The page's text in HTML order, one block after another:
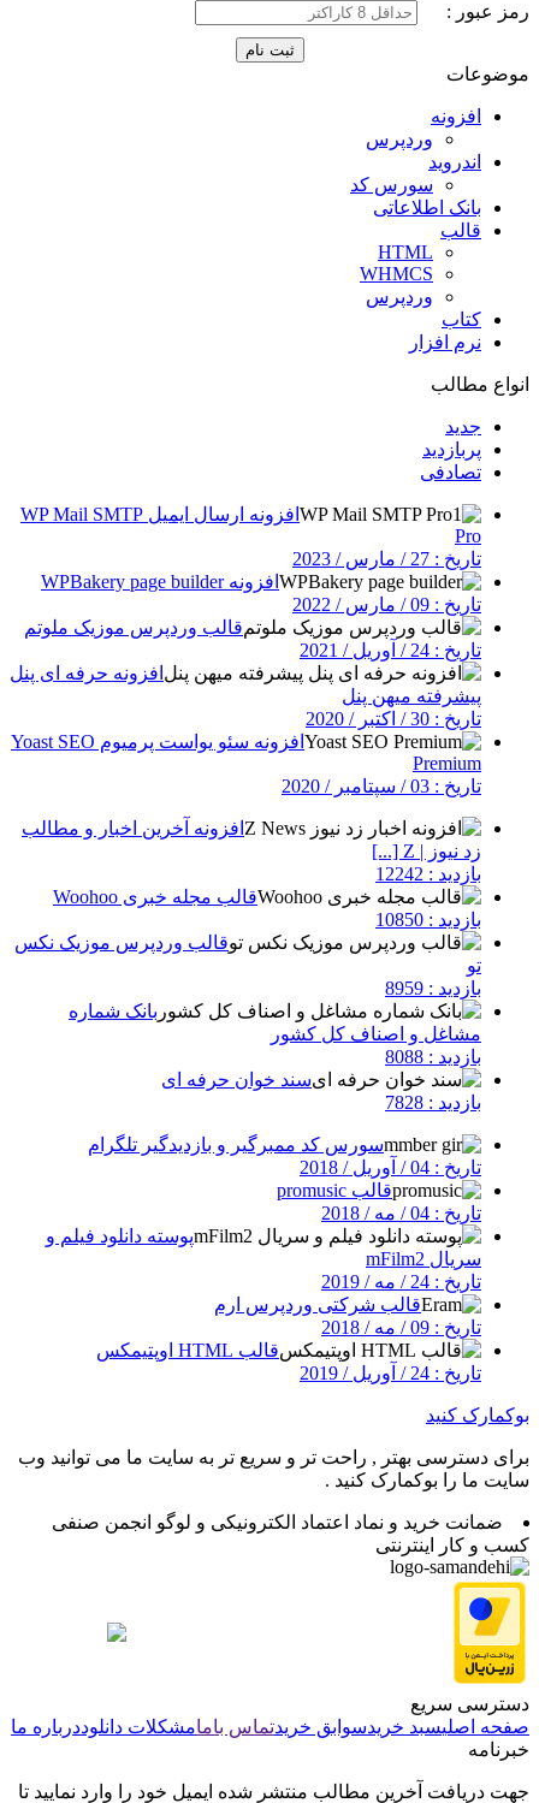
رمز عبور :
موضوعات
افزونه
وردپرس
اندروید
سورس کد
بانک اطلاعاتی
قالب
HTML
WHMCS
وردپرس
کتاب
نرم افزار
انواع مطالب
جدید
پربازدید
تصادفی
افزونه ارسال ایمیل WP Mail SMTP
Pro
تاریخ : 27 / مارس / 2023
افزونه WPBakery page builder
تاریخ : 09 / مارس / 2022
قالب وردپرس موزیک ملوتم
تاریخ : 24 / آوریل / 2021
افزونه حرفه ای پنل
پیشرفته میهن پنل
تاریخ : 30 / اکتبر / 2020
افزونه سئو یواست پرمیوم Yoast SEO
Premium
تاریخ : 03 / سپتامبر / 2020
افزونه آخرین اخبار و مطالب
زد نیوز | Z [...]
بازدید : 12242
قالب مجله خبری Woohoo
بازدید : 10850
قالب وردپرس موزیک نکس
تو
بازدید : 8959
بانک شماره
مشاغل و اصناف کل کشور
بازدید : 8088
سند خوان حرفه ای
بازدید : 7828
سورس کد ممبرگیر و بازدیدگیر تلگرام
تاریخ : 04 / آوریل / 2018
قالب promusic
تاریخ : 04 / مه / 2018
پوسته دانلود فیلم و
سریال mFilm2
تاریخ : 24 / مه / 2019
قالب شرکتی وردپرس ارم
تاریخ : 09 / مه / 2018
قالب HTML اوپتیمکس
تاریخ : 24 / آوریل / 2019
بوکمارک کنید
برای دسترسی بهتر , راحت تر و سریع تر به سایت ما می توانید وب
سایت ما را بوکمارک کنید .
ضمانت خرید و نماد اعتماد الکترونیکی و لوگو انجمن صنفی
کسب و کار اینترنتی
دسترسی سریع
صفحه اصلیسبد خریدسوابق خریدتماس بامامشکلات دانلوددرباره ما
خبرنامه
جهت دریافت آخرین مطالب منتشر شده ایمیل خود را وارد نمایید تا